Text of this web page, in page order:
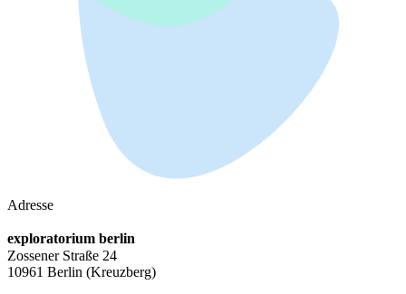
Adresse
exploratorium berlin
Zossener Straße 24
10961 Berlin (Kreuzberg)